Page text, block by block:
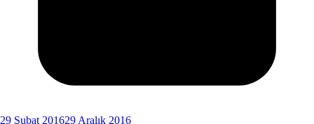
29 Şubat 201629 Aralık 2016